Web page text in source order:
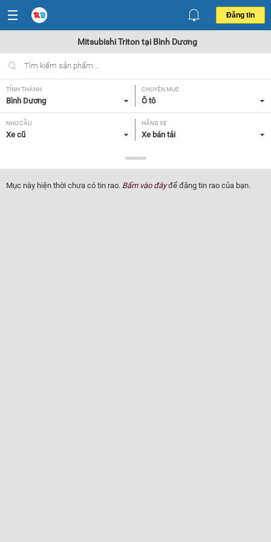
Đăng tin
Mitsubishi Triton tại Bình Dương
TỈNH THÀNH
Bình Dương
CHUYÊN MỤC
Ô tô
NHU CẦU
Xe cũ
HÃNG XE
Xe bán tải
Mitsubishi Triton
NĂM SẢN XUẤT
Tất cả
GIÁ XE XUẤT XỨ
Mục này hiện thời chưa có tin rao. Bấm vào đâyđể đăng tin rao của bạn.